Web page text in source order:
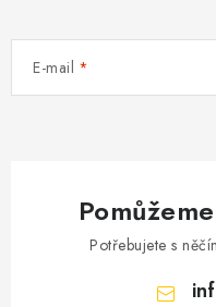
E-mail
Potřebujete s